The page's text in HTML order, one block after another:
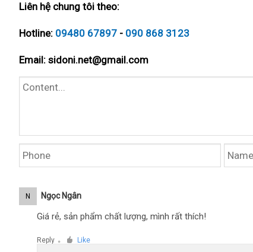
Liên hệ chung tôi theo:
Hotline: 09480 67897 - 090 868 3123
Email: sidoni.net@gmail.com
N Ngọc Ngân
Giá rẻ, sản phẩm chất lượng, mình rất thích!
Reply ● Like